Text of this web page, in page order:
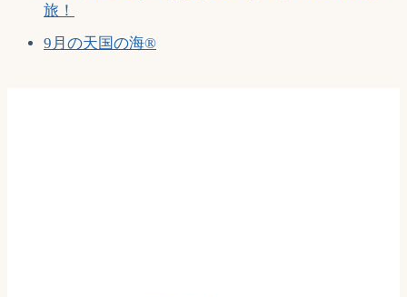
旅！
9月の天国の海®